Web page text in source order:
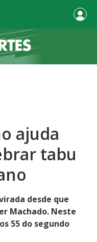
ajuda
tabu
desde que
Machado. Neste
55 do segundo